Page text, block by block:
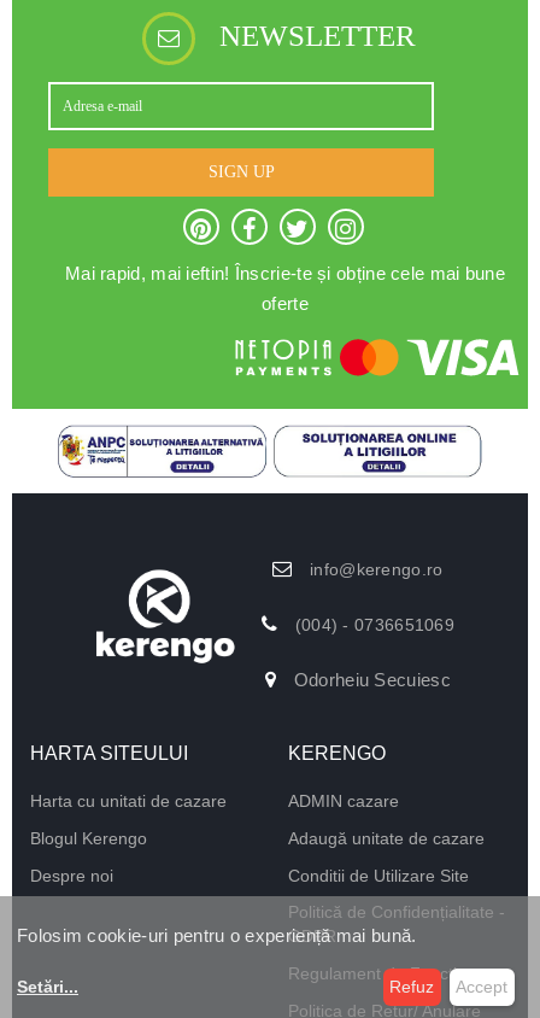
NEWSLETTER
SIGN UP
Mai rapid, mai ieftin! Înscrie-te și obține cele mai bune
oferte
info@kerengo.ro
(004) - 0736651069
Odorheiu Secuiesc
HARTA SITEULUI
Harta cu unitati de cazare
Blogul Kerengo
Despre noi
KERENGO
ADMIN cazare
Adaugă unitate de cazare
Conditii de Utilizare Site
Politică de Confidențialitate -
GDPR
Regulament de Funcționare
Politica de Retur/ Anulare
Folosim cookie-uri pentru o experiență mai bună.
Setări... Refuz Accept